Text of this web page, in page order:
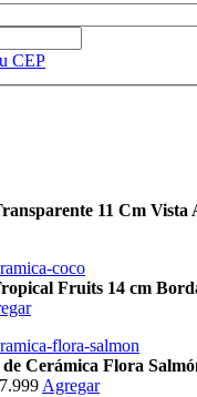
CEP
11 Cm Vista
Fruits 14 cm
de Cerámica Flora
Agregar